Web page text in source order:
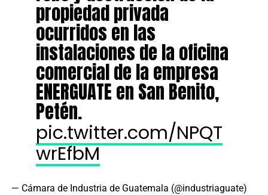
propiedad privada
ocurridos en las
instalaciones de la oficina
comercial de la empresa
ENERGUATE en San Benito,
Petén.
pic.twitter.com/NPQT
wrEfbM
— Cámara de Industria de Guatemala (@industriaguate)